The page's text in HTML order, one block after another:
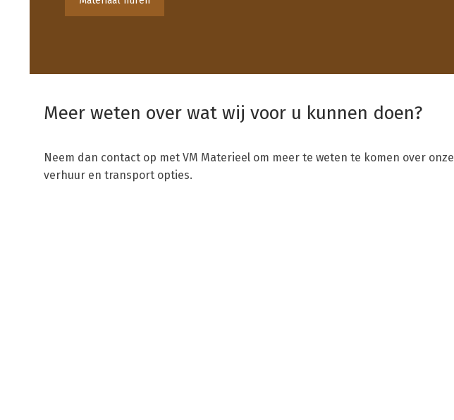
Meer weten over wat wij voor u kunnen doen?
Neem dan contact op met VM Materieel om meer te weten te komen over onze
verhuur en transport opties.